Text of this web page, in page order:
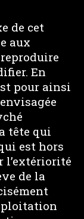
de cet
aux
En
pour ainsi
tête qui
est hors
l’extériorité
de la